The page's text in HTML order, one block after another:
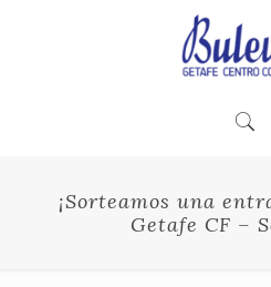
¡Sorteamos una
Getafe CF –